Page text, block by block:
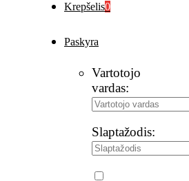
Krepšelis0
Paskyra
Vartotojo
vardas:
Slaptažodis: